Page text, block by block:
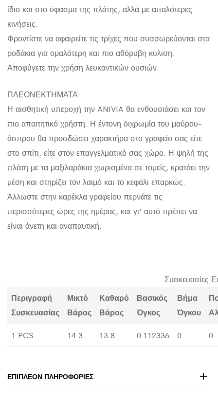
ίδιο και στο ύφασμα της πλάτης, αλλά με απαλότερες
κινήσεις.
Φροντίστε να αφαιρείτε τις τρίχες που συσσωρεύονται στα
ροδάκια για ομαλότερη και πιο αθόρυβη κύλιση.
Αποφύγετε την χρήση λευκαντικών ουσιών.
ΠΛΕΟΝΕΚΤΗΜΑΤΑ:
Η αισθητική υπεροχή την ANIVIA θα ενθουσιάσει και τον
πιο απαιτητικό χρήστη. Η έντονη διχρωμία του μαύρου-
άσπρου θα προσδώσει χαρακτήρα στο γραφείο σας είτε
στο σπίτι, είτε στον επαγγελματικό σας χώρο. Η ψηλή της
πλάτη με τα μαξιλαράκια χωρισμένα σε τομείς, κρατάει την
μέση και στηρίζει τον λαιμό και το κεφάλι επαρκώς.
Άλλωστε στην καρέκλα γραφείου περνάτε τις
περισσότερες ώρες της ημέρας, και γι’ αυτό πρέπει να
είναι άνετη και αναπαυτική.
Συσκευασίες
Περιγραφή
Συσκευασίας
Μικτό
Βάρος
Καθαρό
Βάρος
Βασικός
Όγκος
Βήμα
Όγκου
1 PCS 14.3 13.8 0.112336 0 0
ΕΠΙΠΛΈΟΝ ΠΛΗΡΟΦΟΡΊΕΣ